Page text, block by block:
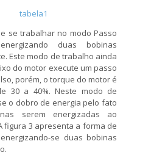
se trabalhar no modo Passo
duas bobinas
Este modo de trabalho ainda
do motor execute um passo
porém, o torque do motor é
30 a 40%. Neste modo de
o dobro de energia pelo fato
serem energizadas ao
figura 3 apresenta a forma de
se duas bobinas